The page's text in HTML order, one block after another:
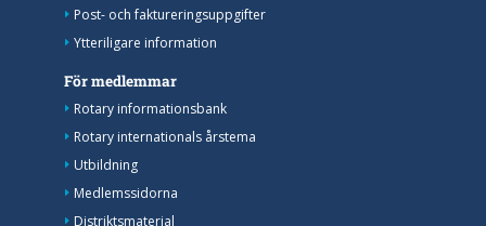
Post- och faktureringsuppgifter
Ytteriligare information
För medlemmar
Rotary informationsbank
Rotary internationals årstema
Utbildning
Medlemssidorna
Distriktsmaterial